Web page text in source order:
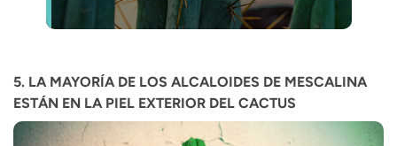
5. LA MAYORÍA DE LOS ALCALOIDES DE MESCALINA
ESTÁN EN LA PIEL EXTERIOR DEL CACTUS